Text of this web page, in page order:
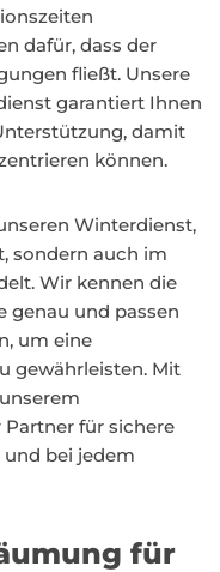
dafür, dass der
fließt. Unsere
garantiert Ihnen
damit
können.
Winterdienst,
sondern auch im
Wir kennen die
genau und passen
um eine
gewährleisten. Mit
Partner für sichere
und bei jedem
für